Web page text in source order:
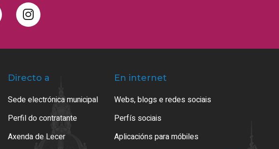
Directo a
Sede electrónica municipal
Perfil do contratante
Axenda de Lecer
En internet
Webs, blogs e redes sociais
Perfís sociais
Aplicacións para móbiles